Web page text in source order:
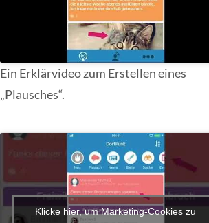
Ein Erklärvideo zum Erstellen eines
„Plausches“.
Klicke hier, um Marketing-Cookies zu